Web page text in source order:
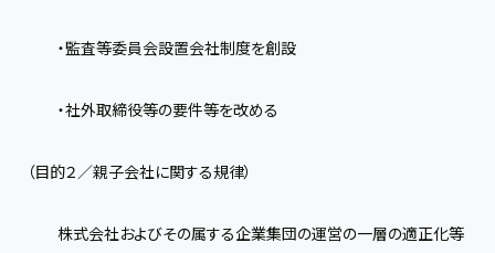
・監査等委員会設置会社制度を創設
・社外取締役等の要件等を改める
（目的２／親子会社に関する規律）
株式会社およびその属する企業集団の運営の一層の適正化等